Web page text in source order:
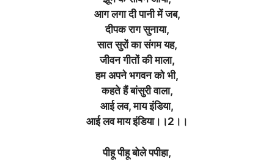
आग लगा दी पानी में जब,
दीपक राग सुनाया,
सात सुरों का संगम यह,
जीवन गीतों की माला,
हम अपने भगवन को भी,
कहते हैं बांसुरी वाला,
आई लव, माय इंडिया,
आई लव माय इंडिया।।2।।
पीहू पीहू बोले पपीहा,